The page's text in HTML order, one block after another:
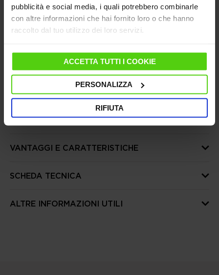
pubblicità e social media, i quali potrebbero combinarle
con altre informazioni che hai fornito loro o che hanno
raccolto dal tuo utilizzo dei loro servizi.
ACCETTA TUTTI I COOKIE
PERSONALIZZA
RIFIUTA
(1 anno per ricondizionati)
Hai bisogno di aiuto? Consulta le nostre
Dal 10 al 14 agosto le spedizioni saranno sospese,
riprenderanno regolarmente dal 17 agosto
DETTAGLI PRODOTTO
VANTAGGI E CARATTERISTICHE
SCHEDA TECNICA
ALTRE INFORMAZIONI UTILI